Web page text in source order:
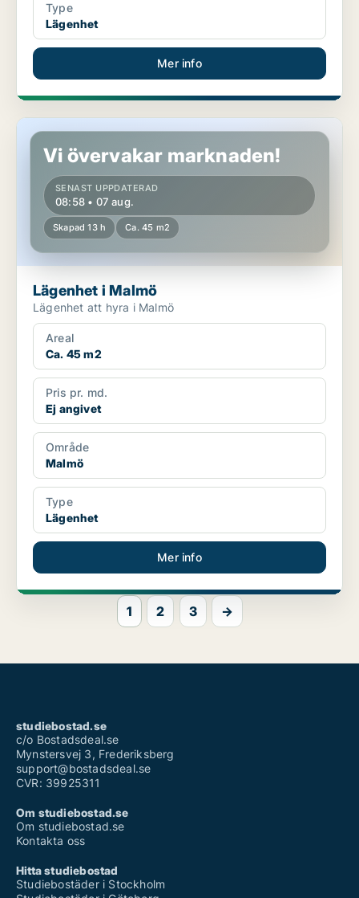
Type
Lägenhet
Mer info
Lägenhet i Malmö
Vi övervakar marknaden!
SENAST UPPDATERAD
08:58 • 07 aug.
Skapad 13 h Ca. 45 m2
Lägenhet i Malmö
Lägenhet att hyra i Malmö
Areal
Ca. 45 m2
Pris pr. md.
Ej angivet
Område
Malmö
Type
Lägenhet
Mer info
1 2 3 →
studiebostad.se
c/o Bostadsdeal.se
Mynstersvej 3, Frederiksberg
support@bostadsdeal.se
CVR: 39925311
Om studiebostad.se
Om studiebostad.se
Kontakta oss
Hitta studiebostad
Studiebostäder i Stockholm